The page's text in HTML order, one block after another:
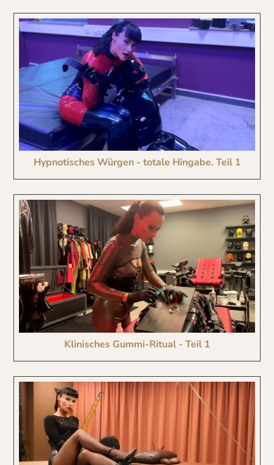
Hypnotisches Würgen - totale Hingabe. Teil 1
Klinisches Gummi-Ritual - Teil 1